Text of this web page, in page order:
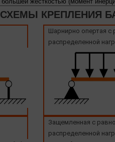
СХЕМЫ КРЕПЛЕНИЯ
Шарнирно опертая с
распределенной
Защемленная с равно
распределенной